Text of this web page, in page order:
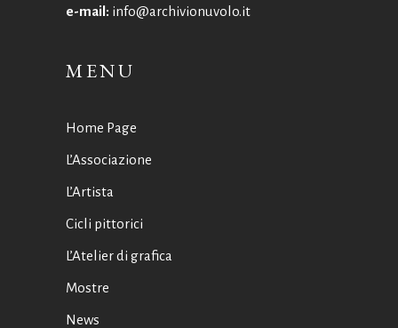
e-mail: info@archivionuvolo.it
MENU
Home Page
L’Associazione
L’Artista
Cicli pittorici
L’Atelier di grafica
Mostre
News